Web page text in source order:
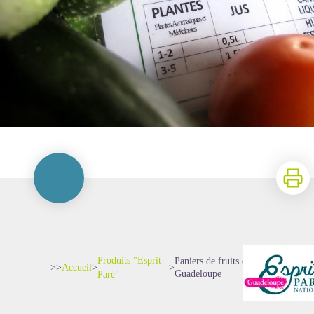
>>Accueil>
Produits "Esprit
Parc"
>
Paniers de fruits et légumes bio de
Guadeloupe